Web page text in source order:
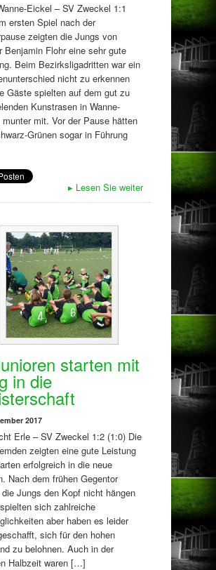
Eickel – SV Zweckel 1:1
ersten Spiel nach der
zeigten die Jungs von
Benjamin Flohr eine sehr gute
Beim Bezirksligadritten war ein
nicht zu erkennen
Gäste spielten auf dem gut zu
Kunstrasen in Wanne-
mit. Vor der Pause hätten
Grünen sogar in Führung
▸ Lesen Sie weiter
starten mit
in die
2017
Erle – SV Zweckel 1:2 (1:0) Die
zeigten eine gute Leistung
erfolgreich in die neue
Nach dem frühen Gegentor
Jungs den Kopf nicht hängen
sich zahlreiche
aber haben es leider
sich für den hohen
zu belohnen. Auch in der
Halbzeit waren […]